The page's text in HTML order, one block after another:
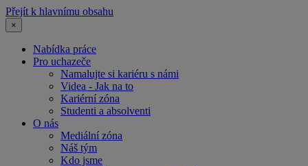
Přejít k hlavnímu obsahu
×
Nabídka práce
Pro uchazeče
Namalujte si kariéru s námi
Videa - Jak na to
Kariérní zóna
Studenti a absolventi
O nás
Mediální zóna
Náš tým
Kdo jsme